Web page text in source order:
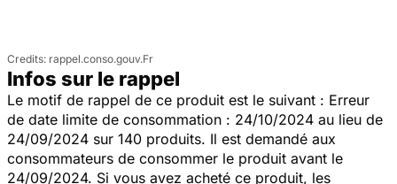
rappel.conso.gouv.Fr
Infos sur le rappel
Le motif de rappel de ce produit est le suivant : Erreur
de date limite de consommation : 24/10/2024 au lieu de
24/09/2024 sur 140 produits. Il est demandé aux
consommateurs de consommer le produit avant le
24/09/2024. Si vous avez acheté ce produit, les